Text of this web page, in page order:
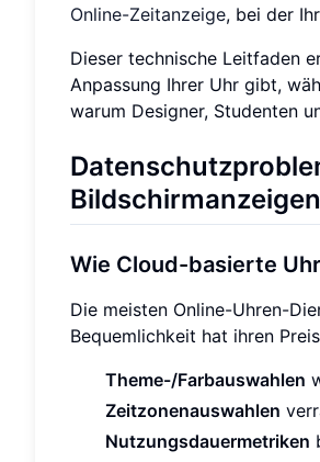
Online-Zeitanzeige, bei der
Dieser technische Leitfaden
Anpassung Ihrer Uhr gibt,
warum Designer, Studenten
Bildschirmanzeigen
Wie Cloud-basierte
Die meisten Online-Uhren-
Bequemlichkeit hat ihren
Theme-/Farbauswahlen
Zeitzonenauswahlen
Nutzungsdauermetriken